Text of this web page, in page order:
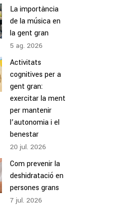
La importància
de la música en
la gent gran
5 ag. 2026
Activitats
cognitives per a
gent gran:
exercitar la ment
per mantenir
l’autonomia i el
benestar
20 jul. 2026
Com prevenir la
deshidratació en
persones grans
7 jul. 2026